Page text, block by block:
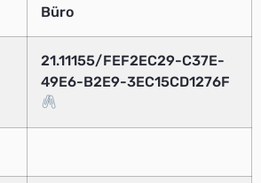
Büro
21.11155/FEF2EC29-C37E-
49E6-B2E9-3EC15CD1276F